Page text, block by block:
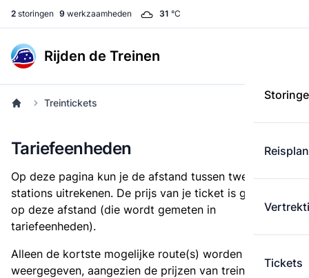
2 storingen 9 werkzaamheden 31 °C
Rijden de Treinen
Tickets
Treintickets
Tariefeenheden
Op deze pagina kun je de afstand tussen twee
stations uitrekenen. De prijs van je ticket is gebaseerd
op deze afstand (die wordt gemeten in
tariefeenheden).
Alleen de kortste mogelijke route(s) worden
weergegeven, aangezien de prijzen van treintickets